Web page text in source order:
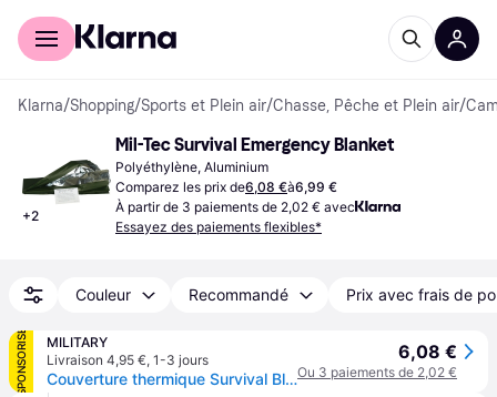
Acheter avec Klarna
Klarna/Shopping/Sports et Plein air/Chasse, Pêche et Plein air/
+2
Mil-Tec Survival Emergency Blanket
Polyéthylène, Aluminium
Comparez les prix de6,08 €à6,99 €
À partir de 3 paiements de 2,02 € avec
Essayez des paiements flexibles*
Couleur Recommandé Prix avec frais de
SPONSORISÉ
MILITARY
Livraison 4,95 €, 1-3 jours
Couverture thermique Survival Blanket Mil-Tec - Olive
6,08 €
Ou 3 paiements de 2,02 €